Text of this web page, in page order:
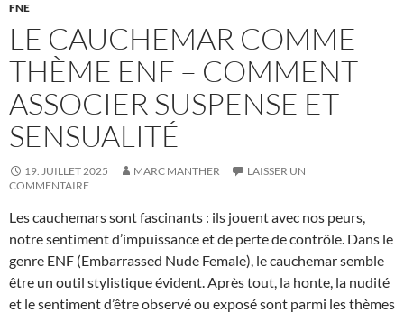
FNE
LE CAUCHEMAR COMME
THÈME ENF – COMMENT
ASSOCIER SUSPENSE ET
SENSUALITÉ
19. JUILLET 2025 MARC MANTHER
LAISSER UN
COMMENTAIRE
Les cauchemars sont fascinants : ils jouent avec nos peurs,
notre sentiment d’impuissance et de perte de contrôle. Dans le
genre ENF (Embarrassed Nude Female), le cauchemar semble
être un outil stylistique évident. Après tout, la honte, la nudité
et le sentiment d’être observé ou exposé sont parmi les thèmes